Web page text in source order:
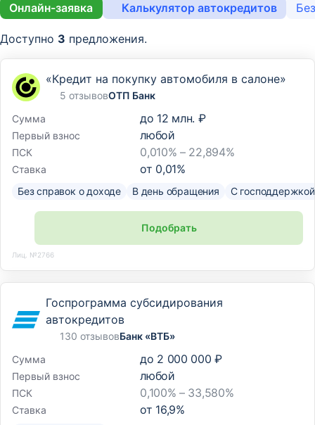
Онлайн-заявка Калькулятор автокредитов
Доступно 3 предложения.
«Кредит на покупку автомобиля в салоне»
5 отзывовОТП Банк
Сумма
до 12 млн. ₽
Первый взнос любой
ПСК 0,010% – 22,894%
Ставка от 0,01%
Без справок о доходе В день обращения С господдержкой
Подобрать
Лиц. №2766
Госпрограмма субсидирования
автокредитов
130 отзывовБанк «ВТБ»
Сумма
до 2 000 000 ₽
Первый взнос любой
ПСК 0,100% – 33,580%
Ставка от 16,9%